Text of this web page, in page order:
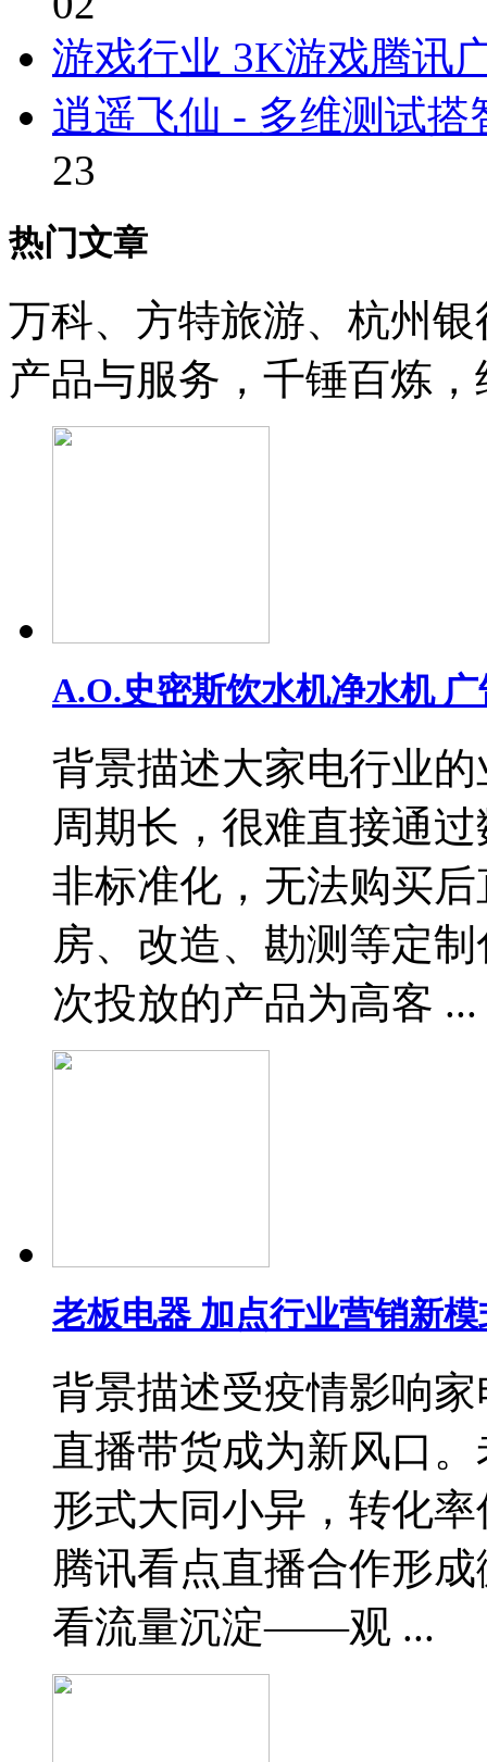
游戏行业 3K游戏腾讯
逍遥飞仙 - 多维测试
23
热门文章
万科、方特旅游、杭州
产品与服务，千锤百炼
A.O.史密斯饮水机净水机
背景描述大家电行业
周期长，很难直接通
非标准化，无法购买
房、改造、勘测等定
次投放的产品为高客 ...
老板电器 加点行业营销新模
背景描述受疫情影响
直播带货成为新风口
形式大同小异，转化
腾讯看点直播合作形
看流量沉淀——观 ...